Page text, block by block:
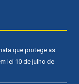
que protege as
lei 10 de julho de